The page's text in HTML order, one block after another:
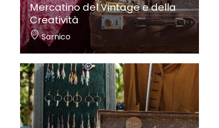
Mercatino del Vintage e della
Creatività
Sarnico